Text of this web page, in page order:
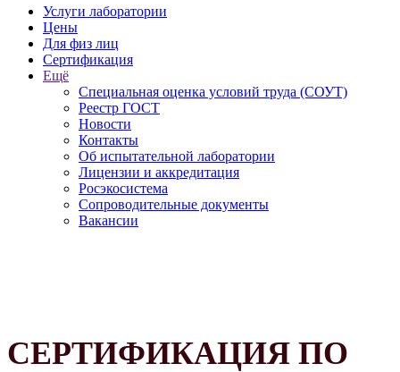
Услуги лаборатории
Цены
Для физ лиц
Сертификация
Ещё
Специальная оценка условий труда (СОУТ)
Реестр ГОСТ
Новости
Контакты
Об испытательной лаборатории
Лицензии и аккредитация
Росэкосистема
Сопроводительные документы
Вакансии
СЕРТИФИКАЦИЯ ПО